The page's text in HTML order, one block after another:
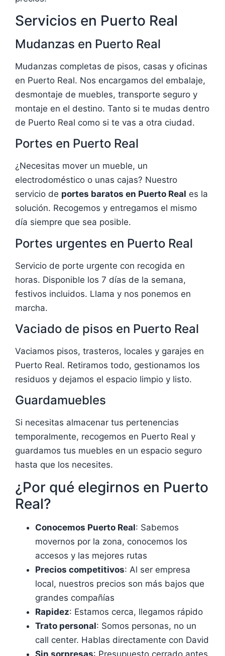
Servicios en Puerto Real
Mudanzas en Puerto Real
Mudanzas completas de pisos, casas y oficinas
en Puerto Real. Nos encargamos del embalaje,
desmontaje de muebles, transporte seguro y
montaje en el destino. Tanto si te mudas dentro
de Puerto Real como si te vas a otra ciudad.
Portes en Puerto Real
¿Necesitas mover un mueble, un
electrodoméstico o unas cajas? Nuestro
servicio de portes baratos en Puerto Real es la
solución. Recogemos y entregamos el mismo
día siempre que sea posible.
Portes urgentes en Puerto Real
Servicio de porte urgente con recogida en
horas. Disponible los 7 días de la semana,
festivos incluidos. Llama y nos ponemos en
marcha.
Vaciado de pisos en Puerto Real
Vaciamos pisos, trasteros, locales y garajes en
Puerto Real. Retiramos todo, gestionamos los
residuos y dejamos el espacio limpio y listo.
Guardamuebles
Si necesitas almacenar tus pertenencias
temporalmente, recogemos en Puerto Real y
guardamos tus muebles en un espacio seguro
hasta que los necesites.
¿Por qué elegirnos en Puerto
Real?
Conocemos Puerto Real: Sabemos
movernos por la zona, conocemos los
accesos y las mejores rutas
Precios competitivos: Al ser empresa
local, nuestros precios son más bajos que
grandes compañías
Rapidez: Estamos cerca, llegamos rápido
Trato personal: Somos personas, no un
call center. Hablas directamente con David
Sin sorpresas: Presupuesto cerrado antes